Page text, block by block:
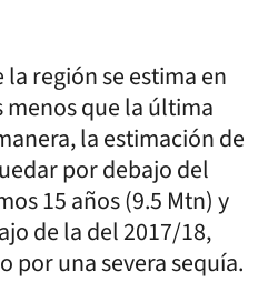
región se estima en
que la última
la estimación de
por debajo del
15 años (9.5 Mtn) y
de la del 2017/18,
por una severa sequía.